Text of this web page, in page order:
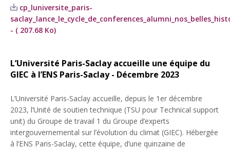
cp_luniversite_paris-
- ( 207.68 Ko)
L’Université Paris-Saclay accueille une équipe du
GIEC à l’ENS Paris-Saclay - Décembre 2023
L’Université Paris-Saclay accueille, depuis le 1er décembre
2023, l’Unité de soutien technique (TSU pour Technical support
unit) du Groupe de travail 1 du Groupe d’experts
intergouvernemental sur l’évolution du climat (GIEC). Hébergée
à l’ENS Paris-Saclay, cette équipe, d’une quinzaine de